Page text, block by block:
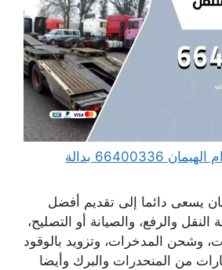
ونش كرين سطحة ام الهيمان 66400336 بدالة
يسعى دائما إلى تقديم أفضل
والرفع، والصيانة أو التصليح،
وشحن المدخرات، وتزويد بالوقود
من المنحدرات والبرك وأيضا